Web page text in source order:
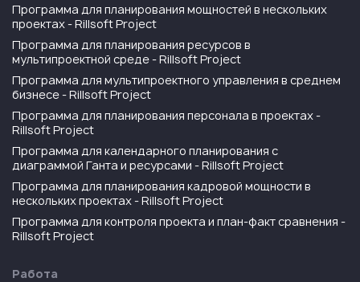
Программа для планирования мощностей в нескольких
проектах - Rillsoft Project
Программа для планирования ресурсов в
мультипроектной среде - Rillsoft Project
Программа для мультипроектного управления в среднем
бизнесе - Rillsoft Project
Программа для планирования персонала в проектах -
Rillsoft Project
Программа для календарного планирования с
диаграммой Ганта и ресурсами - Rillsoft Project
Программа для планирования кадровой мощности в
нескольких проектах - Rillsoft Project
Программа для контроля проекта и план-факт сравнения -
Rillsoft Project
Работа